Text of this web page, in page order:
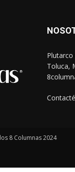
Plutarco
Toluca,
8 Columnas 2024